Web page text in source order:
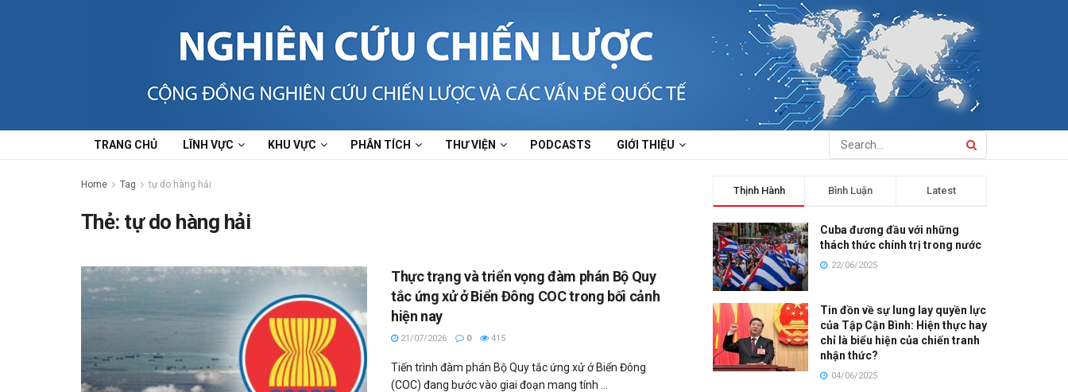
TRANG CHỦ LĨNH VỰC KHU VỰC PHÂN TÍCH THƯ VIỆN PODCASTS GIỚI THIỆU
Home Tag tự do hàng hải
Thẻ: tự do hàng hải
Thực trạng và triển vọng đàm phán Bộ Quy
tắc ứng xử ở Biển Đông COC trong bối cảnh
hiện nay
21/07/2026 0 415
Tiến trình đàm phán Bộ Quy tắc ứng xử ở Biển Đông
(COC) đang bước vào giai đoạn mang tính ...
Thịnh Hành Bình Luận Latest
Cuba đương đầu với những
thách thức chính trị trong nước
22/06/2025
Tin đồn về sự lung lay quyền lực
của Tập Cận Bình: Hiện thực hay
chỉ là biểu hiện của chiến tranh
nhận thức?
04/06/2025